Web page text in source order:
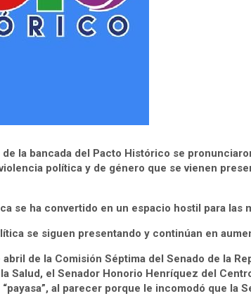
la bancada del Pacto Histórico se
política y de género que se vienen
se ha convertido en un espacio hostil para las
se siguen presentando y continúan en
de la Comisión Séptima del Senado de la
Salud, el Senador Honorio Henríquez del
al parecer porque le incomodó que la